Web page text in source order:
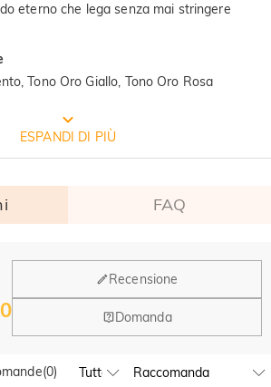
eterno che lega senza mai stringere
Tono Oro Giallo, Tono Oro Rosa
GRATUITA JEULIA
ESPANDI DI PIÙ
FAQ
Recensione
Domanda
(0)
tua azienda?
è a Los Angeles, in California, mentre il
un flagship store in Spagna e un